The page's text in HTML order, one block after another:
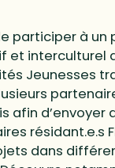
participer à un
et interculturel
Jeunesses
afin d’envoyer
résidant.e.s
dans